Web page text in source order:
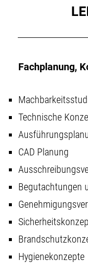
Fachplanung,
Technische
CAD Planung
Begutachtungen
Hygienekonzepte